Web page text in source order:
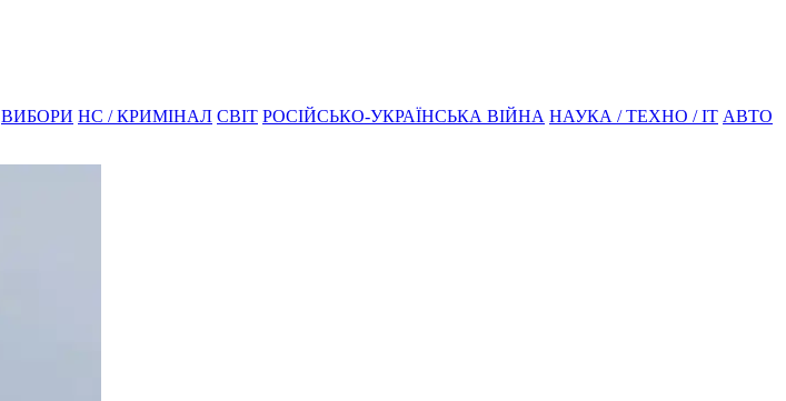
ВИБОРИ НС / КРИМІНАЛ СВІТ РОСІЙСЬКО-УКРАЇНСЬКА ВІЙНА НАУКА / ТЕХНО / IT АВТО